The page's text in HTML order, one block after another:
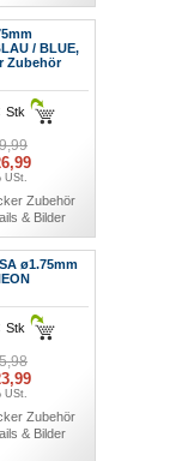
/ BLUE,
Zubehör
Stk
USt.
Zubehör
& Bilder
ø1.75mm
Stk
USt.
Zubehör
& Bilder